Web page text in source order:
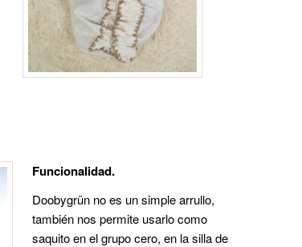
Funcionalidad.
Doobygrün no es un simple arrullo,
también nos permite usarlo como
saquito en el grupo cero, en la silla de